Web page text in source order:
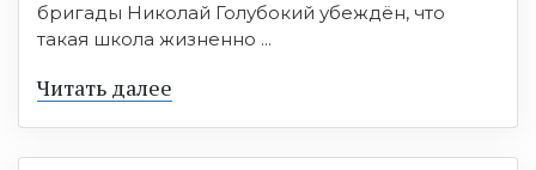
бригады Николай Голубокий убеждён, что
такая школа жизненно ...
Читать далее